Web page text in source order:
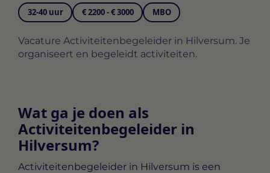
32-40 uur € 2200 - € 3000 MBO
Vacature Activiteitenbegeleider in Hilversum. Je
organiseert en begeleidt activiteiten.
Wat ga je doen als
Activiteitenbegeleider in
Hilversum?
Activiteitenbegeleider in Hilversum is een